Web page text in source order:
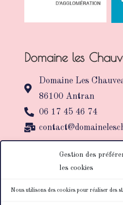
Gestion des
les cookies
Nous utilisons des cookies pour réaliser des
Domaine les
Domaine Les
86100 Antran
06 17 45 46 74
NOUS
Réalisation